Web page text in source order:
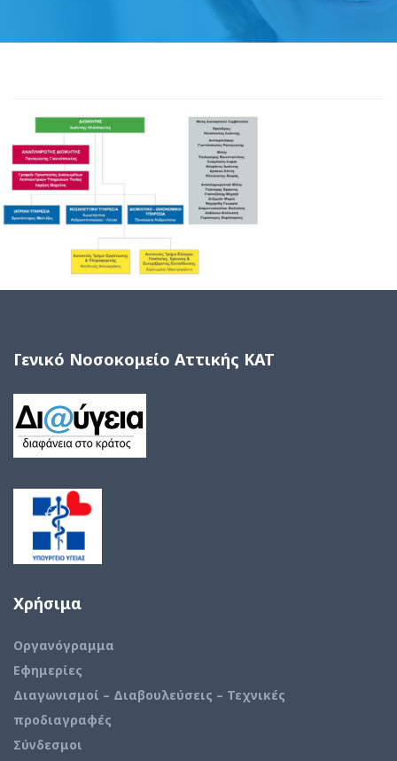
Γενικό Νοσοκομείο Αττικής ΚΑΤ
Χρήσιμα
Οργανόγραμμα
Εφημερίες
Διαγωνισμοί – Διαβουλεύσεις – Τεχνικές
προδιαγραφές
Σύνδεσμοι